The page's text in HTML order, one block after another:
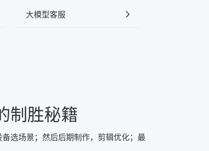
大模型客服
制胜秘籍
选场景；然后后期制作，剪辑优化；最